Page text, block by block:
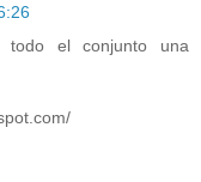
todo el conjunto una